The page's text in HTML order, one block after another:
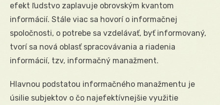
efekt ľudstvo zaplavuje obrovským kvantom
informácií. Stále viac sa hovorí o informačnej
spoločnosti, o potrebe sa vzdelávať, byť informovaný,
tvorí sa nová oblasť spracovávania a riadenia
informácií, tzv, informačný manažment.
Hlavnou podstatou informačného manažmentu je
úsilie subjektov o čo najefektívnejšie využitie